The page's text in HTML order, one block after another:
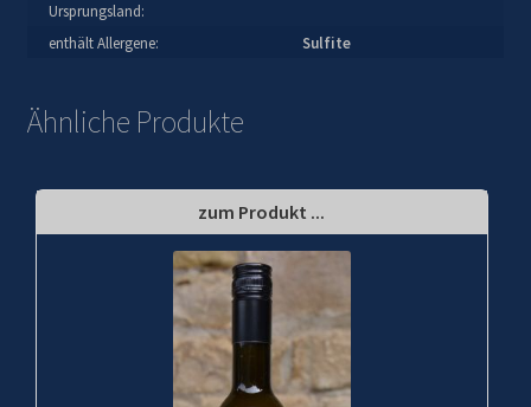
Ursprungsland:
enthält Allergene:
Sulfite
Ähnliche Produkte
zum Produkt ...